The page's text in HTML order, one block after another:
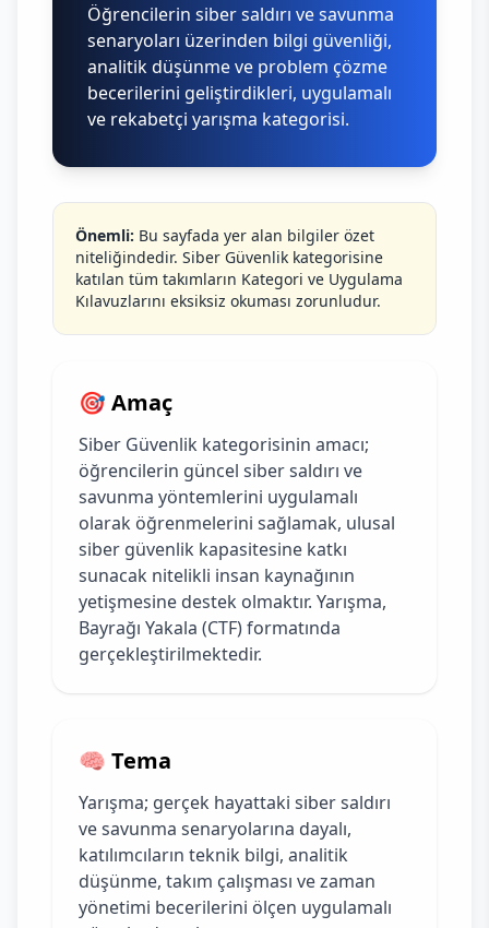
Öğrencilerin siber saldırı ve savunma
senaryoları üzerinden bilgi güvenliği,
analitik düşünme ve problem çözme
becerilerini geliştirdikleri, uygulamalı
ve rekabetçi yarışma kategorisi.
Önemli: Bu sayfada yer alan bilgiler özet
niteliğindedir. Siber Güvenlik kategorisine
katılan tüm takımların Kategori ve Uygulama
Kılavuzlarını eksiksiz okuması zorunludur.
🎯 Amaç
Siber Güvenlik kategorisinin amacı;
öğrencilerin güncel siber saldırı ve
savunma yöntemlerini uygulamalı
olarak öğrenmelerini sağlamak, ulusal
siber güvenlik kapasitesine katkı
sunacak nitelikli insan kaynağının
yetişmesine destek olmaktır. Yarışma,
Bayrağı Yakala (CTF) formatında
gerçekleştirilmektedir.
🧠 Tema
Yarışma; gerçek hayattaki siber saldırı
ve savunma senaryolarına dayalı,
katılımcıların teknik bilgi, analitik
düşünme, takım çalışması ve zaman
yönetimi becerilerini ölçen uygulamalı